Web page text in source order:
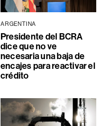
ARGENTINA
Presidente del BCRA
dice que no ve
necesaria una baja de
encajes para reactivar el
crédito